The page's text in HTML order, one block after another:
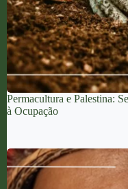
Permacultura e Palestina:
à Ocupação